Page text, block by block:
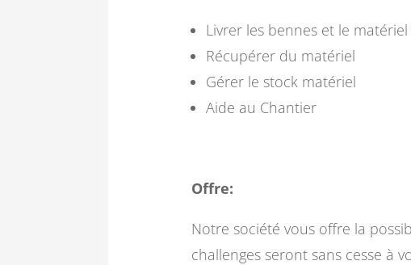
Livrer les bennes et le
Récupérer du matériel
Gérer le stock matériel
Aide au Chantier
Offre:
Notre société vous offre la
challenges seront sans cesse à